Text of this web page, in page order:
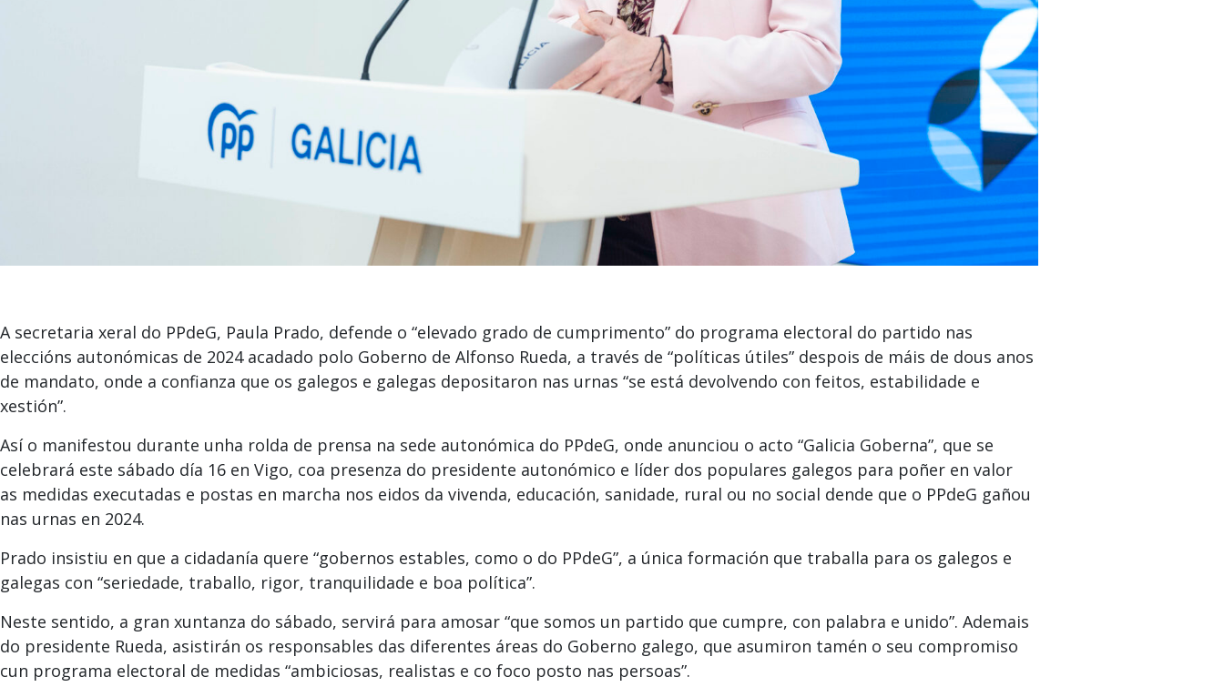
A secretaria xeral do PPdeG, Paula Prado, defende o “elevado grado de cumprimento” do programa electoral do partido nas
eleccións autonómicas de 2024 acadado polo Goberno de Alfonso Rueda, a través de “políticas útiles” despois de máis de dous anos
de mandato, onde a confianza que os galegos e galegas depositaron nas urnas “se está devolvendo con feitos, estabilidade e
xestión”.
Así o manifestou durante unha rolda de prensa na sede autonómica do PPdeG, onde anunciou o acto “Galicia Goberna”, que se
celebrará este sábado día 16 en Vigo, coa presenza do presidente autonómico e líder dos populares galegos para poñer en valor
as medidas executadas e postas en marcha nos eidos da vivenda, educación, sanidade, rural ou no social dende que o PPdeG gañou
nas urnas en 2024.
Prado insistiu en que a cidadanía quere “gobernos estables, como o do PPdeG”, a única formación que traballa para os galegos e
galegas con “seriedade, traballo, rigor, tranquilidade e boa política”.
Neste sentido, a gran xuntanza do sábado, servirá para amosar “que somos un partido que cumpre, con palabra e unido”. Ademais
do presidente Rueda, asistirán os responsables das diferentes áreas do Goberno galego, que asumiron tamén o seu compromiso
cun programa electoral de medidas “ambiciosas, realistas e co foco posto nas persoas”.